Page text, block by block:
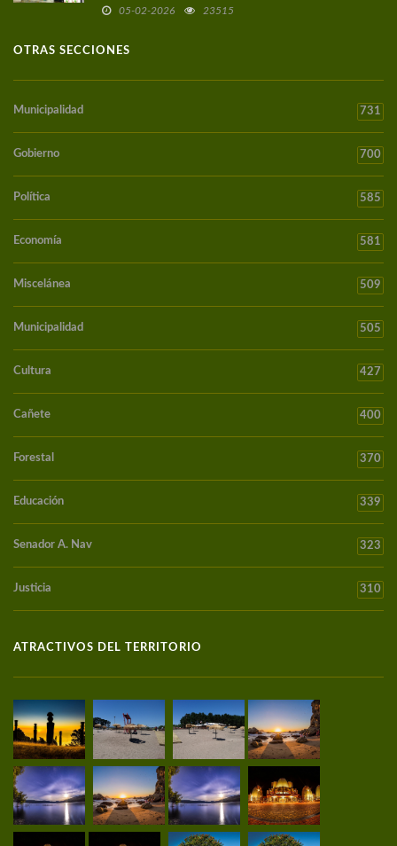
05-02-2026 23515
OTRAS SECCIONES
Municipalidad 731
Gobierno 700
Política 585
Economía 581
Miscelánea 509
Municipalidad 505
Cultura 427
Cañete 400
Forestal 370
Educación 339
Senador A. Nav 323
Justicia 310
ATRACTIVOS DEL TERRITORIO